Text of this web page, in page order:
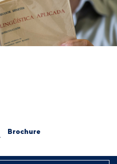
Brochure